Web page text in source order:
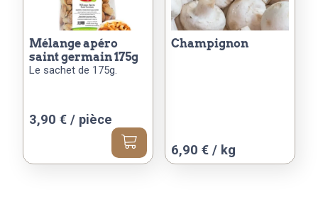
mélange apéro
saint germain 175g
Le sachet de 175g.
3,90 € / pièce
champignon
6,90 € / kg
Ce
produit